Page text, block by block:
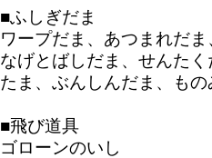
■ふしぎだま
ワープだま、あつまれだ
なげとばしだま、せんた
たま、ぶんしんだま、も
■飛び道具
ゴローンのいし